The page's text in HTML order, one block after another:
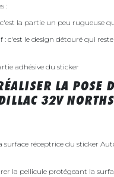
:
la partie un peu rugueuse
: c'est le design détouré qui
adhésive du sticker
LA POSE
32V
surface réceptrice du sticker
la pellicule protégeant la